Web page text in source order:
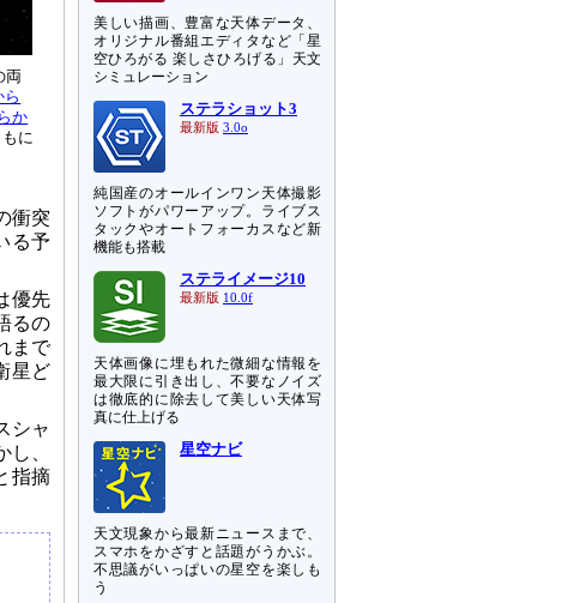
両
ら
か
もに
衝突
る予
優先
るの
まで
星ど
シャ
、
指摘
美しい描画、豊富な天体データ、
オリジナル番組エディタなど「星
空ひろがる 楽しさひろげる」天文
シミュレーション
ステラショット3
最新版 3.0o
純国産のオールインワン天体撮影
ソフトがパワーアップ。ライブス
タックやオートフォーカスなど新
機能も搭載
ステライメージ10
最新版 10.0f
天体画像に埋もれた微細な情報を
最大限に引き出し、不要なノイズ
は徹底的に除去して美しい天体写
真に仕上げる
星空ナビ
天文現象から最新ニュースまで、
スマホをかざすと話題がうかぶ。
不思議がいっぱいの星空を楽しも
う